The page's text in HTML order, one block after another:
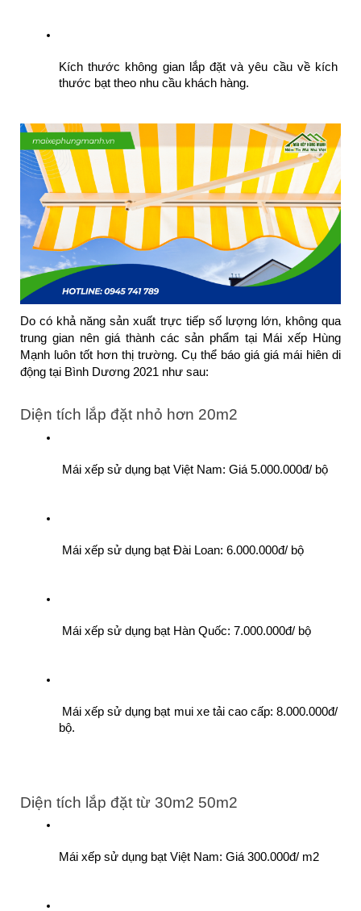
Kích thước không gian lắp đặt và yêu cầu về kích
thước bạt theo nhu cầu khách hàng.
Do có khả năng sản xuất trực tiếp số lượng lớn, không qua
trung gian nên giá thành các sản phẩm tại Mái xếp Hùng
Mạnh luôn tốt hơn thị trường. Cụ thể báo giá giá mái hiên di
động tại Bình Dương 2021 như sau:
Diện tích lắp đặt nhỏ hơn 20m2
Mái xếp sử dụng bạt Việt Nam: Giá 5.000.000đ/ bộ
Mái xếp sử dụng bạt Đài Loan: 6.000.000đ/ bộ
Mái xếp sử dụng bạt Hàn Quốc: 7.000.000đ/ bộ
Mái xếp sử dụng bạt mui xe tải cao cấp: 8.000.000đ/
bộ.
Diện tích lắp đặt từ 30m2 50m2
Mái xếp sử dụng bạt Việt Nam: Giá 300.000đ/ m2